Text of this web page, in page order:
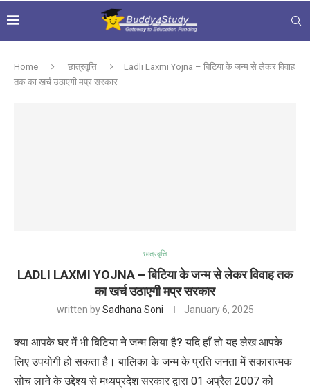
Home छात्रवृत्ति
Ladli Laxmi Yojna – बिटिया के जन्म से लेकर विवाह
तक का खर्च उठाएगी मप्र सरकार
छात्रवृत्ति
LADLI LAXMI YOJNA – बिटिया के जन्म से लेकर विवाह तक
का खर्च उठाएगी मप्र सरकार
written bySadhana Soni January 6, 2025
क्या आपके घर में भी बिटिया ने जन्म लिया है?यदि हाँ तो यह लेख आपके
लिए उपयोगी हो सकता है। बालिका के जन्म के प्रति जनता में सकारात्मक
सोच लाने के उद्देश्य से मध्यप्रदेश सरकार द्वारा 01 अप्रैल 2007 को